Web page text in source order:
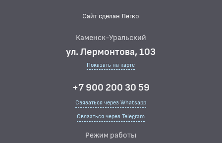
Сайт сделан Легко
Каменск-Уральский
ул. Лермонтова, 103
Показать на карте
+7 900 200 30 59
Связаться через Whatsapp
Связаться через Telegram
Режим работы